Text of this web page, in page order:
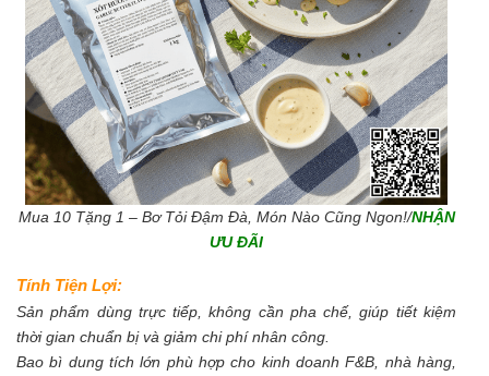
Mua 10 Tặng 1 – Bơ Tỏi Đậm Đà, Món Nào Cũng Ngon!/NHẬN
ƯU ĐÃI
Tính Tiện Lợi:
Sản phẩm dùng trực tiếp, không cần pha chế, giúp tiết kiệm
thời gian chuẩn bị và giảm chi phí nhân công.
Bao bì dung tích lớn phù hợp cho kinh doanh F&B, nhà hàng,